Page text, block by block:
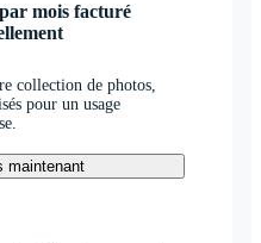
mois facturé
collection de photos,
pour un usage
maintenant